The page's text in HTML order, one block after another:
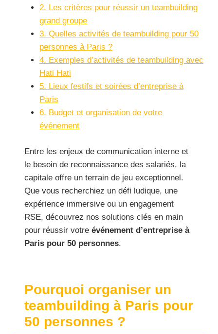
2. Les critères pour réussir un teambuilding
grand groupe
3. Quelles activités de teambuilding pour 50
personnes à Paris ?
4. Exemples d’activités de teambuilding avec
Hati Hati
5. Lieux festifs et soirées d’entreprise à
Paris
6. Budget et organisation de votre
événement
Entre les enjeux de communication interne et
le besoin de reconnaissance des salariés, la
capitale offre un terrain de jeu exceptionnel.
Que vous recherchiez un défi ludique, une
expérience immersive ou un engagement
RSE, découvrez nos solutions clés en main
pour réussir votre événement d’entreprise à
Paris pour 50 personnes.
Pourquoi organiser un
teambuilding à Paris pour
50 personnes ?